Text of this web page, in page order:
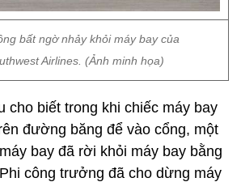
bất ngờ nhảy khỏi máy bay của
Airlines. (Ảnh minh họa)
cho biết trong khi chiếc máy bay
đường băng để vào cổng, một
bay đã rời khỏi máy bay bằng
công trưởng đã cho dừng máy